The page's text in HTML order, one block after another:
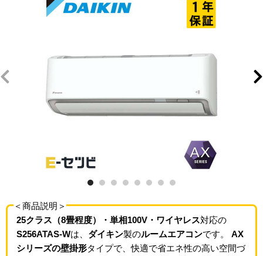
＜商品説明＞
25クラス（8畳程度）・単相100V・ワイヤレス対応の
S256ATAS-Wは、 ダイキン製のルームエアコンです。 AX
シリーズの壁掛形タイプで、快適で省エネ性の高い空間づ